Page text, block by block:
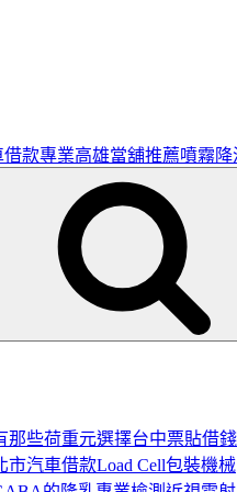
款專業高雄當舖推薦噴霧降
那些荷重元選擇台中票貼借錢
汽車借款Load Cell包裝機械